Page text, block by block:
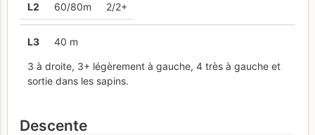
L2 60/80m 2/2+
L3 40 m
3 à droite, 3+ légèrement à gauche, 4 très à gauche et
sortie dans les sapins.
Descente